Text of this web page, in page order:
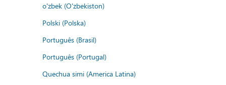
o'zbek (O'zbekiston)
Polski (Polska)
Português (Brasil)
Português (Portugal)
Quechua simi (America Latina)